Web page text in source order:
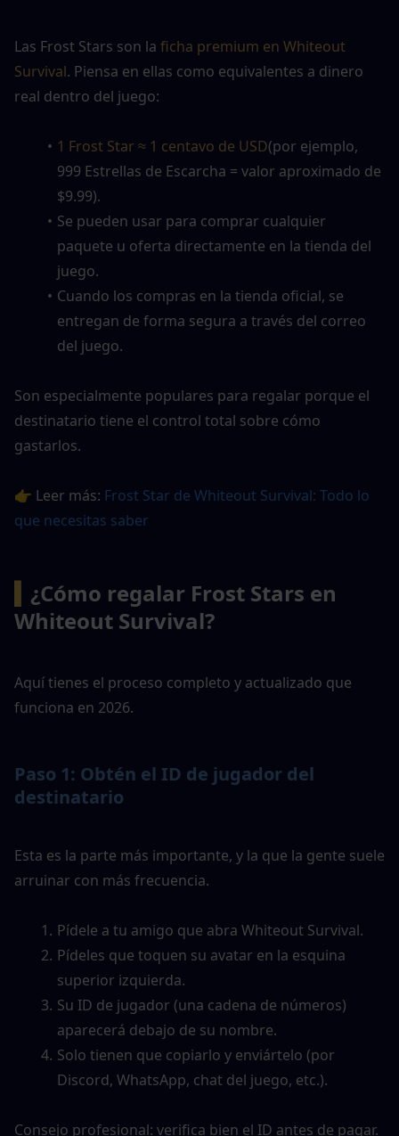
Las Frost Stars son la ficha premium en Whiteout
Survival. Piensa en ellas como equivalentes a dinero
real dentro del juego:
1 Frost Star ≈ 1 centavo de USD(por ejemplo,
999 Estrellas de Escarcha = valor aproximado de
$9.99).
Se pueden usar para comprar cualquier
paquete u oferta directamente en la tienda del
juego.
Cuando los compras en la tienda oficial, se
entregan de forma segura a través del correo
del juego.
Son especialmente populares para regalar porque el
destinatario tiene el control total sobre cómo
gastarlos.
👉 Leer más: Frost Star de Whiteout Survival: Todo lo
que necesitas saber
¿Cómo regalar Frost Stars en
Whiteout Survival?
Aquí tienes el proceso completo y actualizado que
funciona en 2026.
Paso 1: Obtén el ID de jugador del
destinatario
Esta es la parte más importante, y la que la gente suele
arruinar con más frecuencia.
Pídele a tu amigo que abra Whiteout Survival.
Pídeles que toquen su avatar en la esquina
superior izquierda.
Su ID de jugador (una cadena de números)
aparecerá debajo de su nombre.
Solo tienen que copiarlo y enviártelo (por
Discord, WhatsApp, chat del juego, etc.).
Consejo profesional: verifica bien el ID antes de pagar.